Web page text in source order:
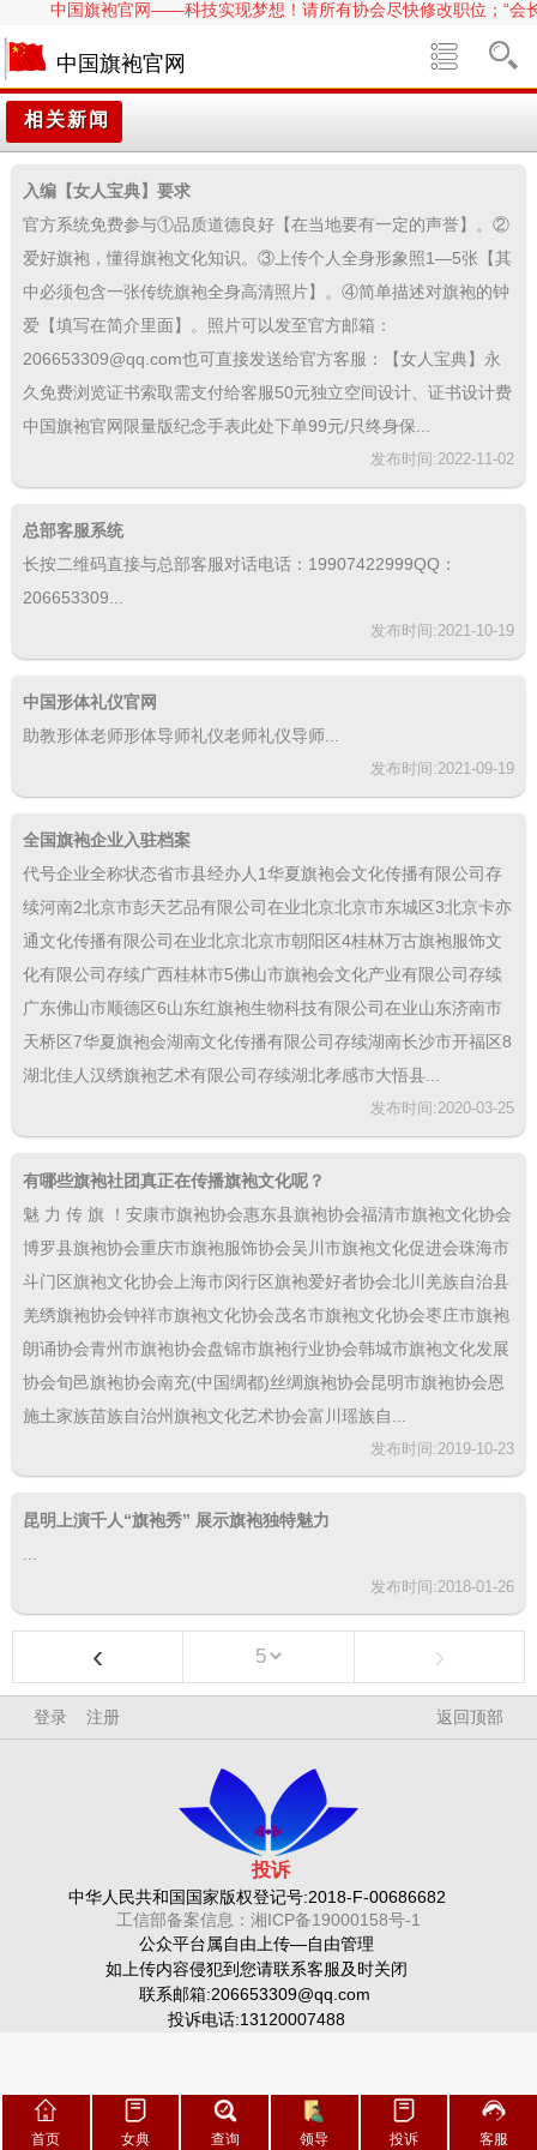
中国旗袍官网——科技实现梦想！请所有协会尽快修改职位；“会长
中国旗袍官网
相关新闻
入编【女人宝典】要求
官方系统免费参与①品质道德良好【在当地要有一定的声誉】。②
爱好旗袍，懂得旗袍文化知识。③上传个人全身形象照1—5张【其
中必须包含一张传统旗袍全身高清照片】。④简单描述对旗袍的钟
爱【填写在简介里面】。照片可以发至官方邮箱：
206653309@qq.com也可直接发送给官方客服：【女人宝典】永
久免费浏览证书索取需支付给客服50元独立空间设计、证书设计费
中国旗袍官网限量版纪念手表此处下单99元/只终身保...
发布时间:2022-11-02
总部客服系统
长按二维码直接与总部客服对话电话：19907422999QQ：
206653309...
发布时间:2021-10-19
中国形体礼仪官网
助教形体老师形体导师礼仪老师礼仪导师...
发布时间:2021-09-19
全国旗袍企业入驻档案
代号企业全称状态省市县经办人1华夏旗袍会文化传播有限公司存
续河南2北京市彭天艺品有限公司在业北京北京市东城区3北京卡亦
通文化传播有限公司在业北京北京市朝阳区4桂林万古旗袍服饰文
化有限公司存续广西桂林市5佛山市旗袍会文化产业有限公司存续
广东佛山市顺德区6山东红旗袍生物科技有限公司在业山东济南市
天桥区7华夏旗袍会湖南文化传播有限公司存续湖南长沙市开福区8
湖北佳人汉绣旗袍艺术有限公司存续湖北孝感市大悟县...
发布时间:2020-03-25
有哪些旗袍社团真正在传播旗袍文化呢？
魅 力 传 旗 ！安康市旗袍协会惠东县旗袍协会福清市旗袍文化协会
博罗县旗袍协会重庆市旗袍服饰协会吴川市旗袍文化促进会珠海市
斗门区旗袍文化协会上海市闵行区旗袍爱好者协会北川羌族自治县
羌绣旗袍协会钟祥市旗袍文化协会茂名市旗袍文化协会枣庄市旗袍
朗诵协会青州市旗袍协会盘锦市旗袍行业协会韩城市旗袍文化发展
协会旬邑旗袍协会南充(中国绸都)丝绸旗袍协会昆明市旗袍协会恩
施土家族苗族自治州旗袍文化艺术协会富川瑶族自...
发布时间:2019-10-23
昆明上演千人“旗袍秀” 展示旗袍独特魅力
发布时间:2018-01-26
‹ ›
登录 注册 返回顶部
投诉
中华人民共和国国家版权登记号:2018-F-00686682
工信部备案信息：湘ICP备19000158号-1
公众平台属自由上传—自由管理
如上传内容侵犯到您请联系客服及时关闭
联系邮箱:206653309@qq.com
投诉电话:13120007488
首页 查询 投诉 客服
首页 女典 查询 领导 投诉 客服